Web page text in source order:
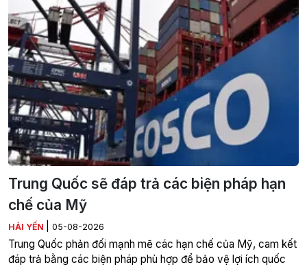
Trung Quốc sẽ đáp trả các biện pháp hạn
chế của Mỹ
HẢI YẾN 05-08-2026
Trung Quốc phản đối mạnh mẽ các hạn chế của Mỹ, cam kết
đáp trả bằng các biện pháp phù hợp để bảo vệ lợi ích quốc